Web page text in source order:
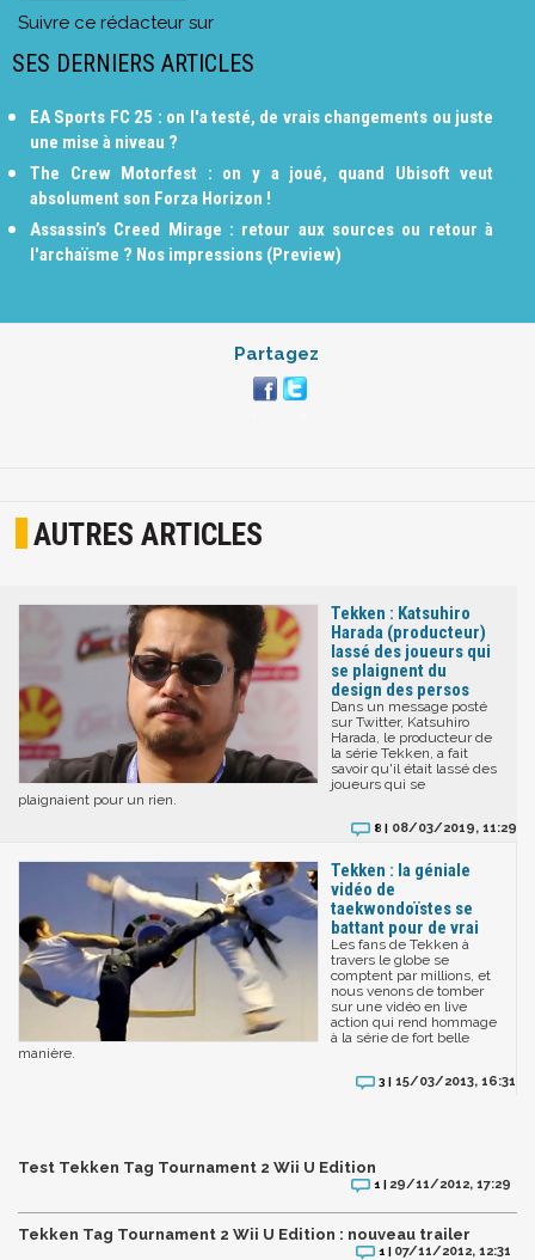
Suivre ce rédacteur sur
SES DERNIERS ARTICLES
EA Sports FC 25 : on l'a testé, de vrais changements ou juste
une mise à niveau ?
The Crew Motorfest : on y a joué, quand Ubisoft veut
absolument son Forza Horizon !
Assassin’s Creed Mirage : retour aux sources ou retour à
l'archaïsme ? Nos impressions (Preview)
Partagez
AUTRES ARTICLES
Tekken : Katsuhiro
Harada (producteur)
lassé des joueurs qui
se plaignent du
design des persos
Dans un message posté
sur Twitter, Katsuhiro
Harada, le producteur de
la série Tekken, a fait
savoir qu'il était lassé des
joueurs qui se
plaignaient pour un rien.
8 | 08/03/2019, 11:29
Tekken : la géniale
vidéo de
taekwondoïstes se
battant pour de vrai
Les fans de Tekken à
travers le globe se
comptent par millions, et
nous venons de tomber
sur une vidéo en live
action qui rend hommage
à la série de fort belle
manière.
3 | 15/03/2013, 16:31
Test Tekken Tag Tournament 2 Wii U Edition
1 | 29/11/2012, 17:29
Tekken Tag Tournament 2 Wii U Edition : nouveau trailer
1 | 07/11/2012, 12:31